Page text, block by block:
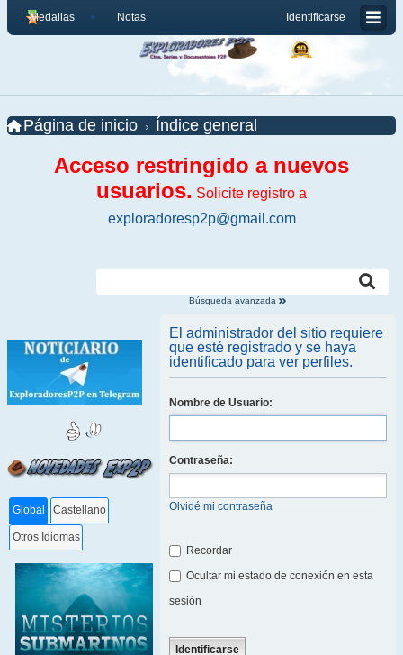
Identificarse
Medallas Notas
Página de inicio Índice general
Acceso restringido a nuevos
usuarios. Solicite registro a
exploradoresp2p@gmail.com
Búsqueda avanzada
Global Castellano
Otros Idiomas
El administrador del sitio requiere
que esté registrado y se haya
identificado para ver perfiles.
Nombre de Usuario:
Contraseña:
Olvidé mi contraseña
Recordar
Ocultar mi estado de conexión en esta
sesión